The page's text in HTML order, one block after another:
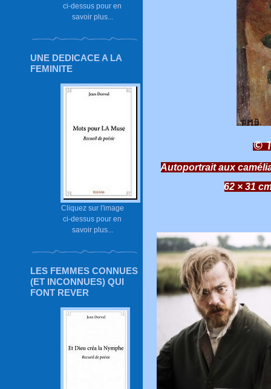
ci-dessus pour en
savoir plus...
UNE DEDICACE A LA
FEMINITE
Cliquez sur l'image
ci-dessus pour en
savoir plus...
LES FEMMES CONNUES
(ET INCONNUES) QUI
FONT REVER
©
Autoportrait aux
62 × 31